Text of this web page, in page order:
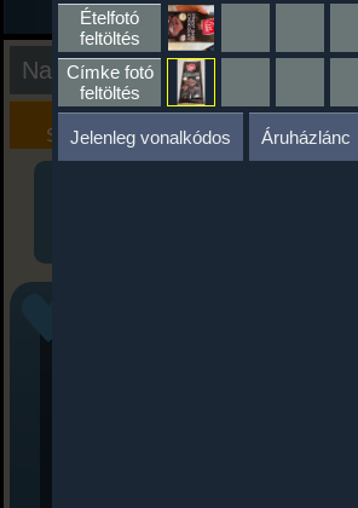
Nap kiértékelése
Kalória
Szimulátor
Szöveges
Értékelés
Ételfotó
feltöltés
Címke fotó
feltöltés
Jelenleg vonalkódos Áruházlánc